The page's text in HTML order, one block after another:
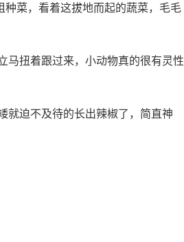
种菜，看着这拔地而起的蔬菜，毛毛
马扭着跟过来，小动物真的很有灵性
就迫不及待的长出辣椒了，简直神